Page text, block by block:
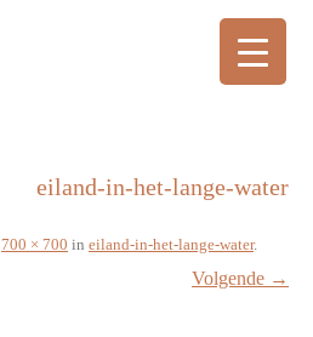
eiland-in-het-lange-water
700 × 700 in eiland-in-het-lange-water.
Volgende →